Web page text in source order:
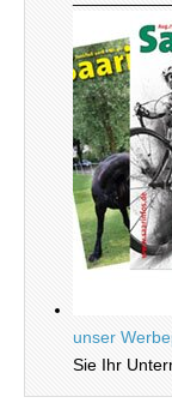
unser
Sie Ihr